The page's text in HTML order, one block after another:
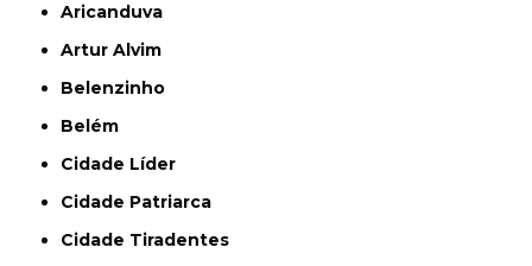
Aricanduva
Artur Alvim
Belenzinho
Belém
Cidade Líder
Cidade Patriarca
Cidade Tiradentes